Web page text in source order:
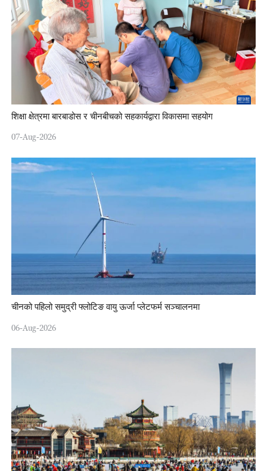
शिक्षा क्षेत्रमा बारबाडोस र चीनबीचको सहकार्यद्वारा विकासमा सहयोग
07-Aug-2026
चीनको पहिलो समुद्री फ्लोटिङ वायु ऊर्जा प्लेटफर्म सञ्चालनमा
06-Aug-2026